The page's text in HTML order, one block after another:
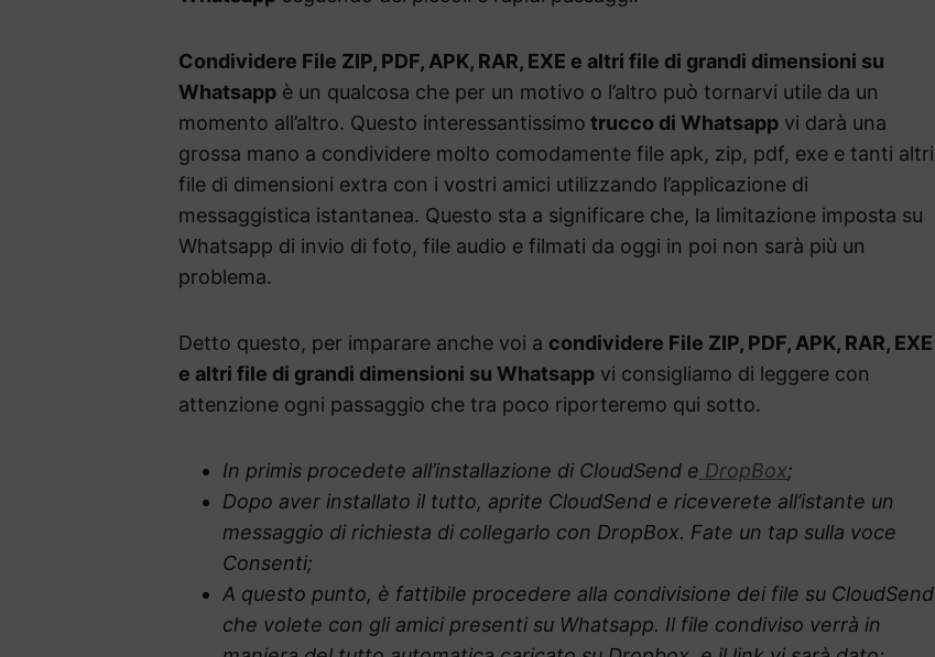
Condividere File ZIP, PDF, APK, RAR, EXE e altri file di grandi dimensioni su
Whatsapp è un qualcosa che per un motivo o l’altro può tornarvi utile da un
momento all’altro. Questo interessantissimo trucco di Whatsapp vi darà una
grossa mano a condividere molto comodamente file apk, zip, pdf, exe e tanti altri
file di dimensioni extra con i vostri amici utilizzando l’applicazione di
messaggistica istantanea. Questo sta a significare che, la limitazione imposta su
Whatsapp di invio di foto, file audio e filmati da oggi in poi non sarà più un
problema.
Detto questo, per imparare anche voi a condividere File ZIP, PDF, APK, RAR, EXE
e altri file di grandi dimensioni su Whatsapp vi consigliamo di leggere con
attenzione ogni passaggio che tra poco riporteremo qui sotto.
In primis procedete all’installazione di CloudSend e DropBox;
Dopo aver installato il tutto, aprite CloudSend e riceverete all’istante un
messaggio di richiesta di collegarlo con DropBox. Fate un tap sulla voce
Consenti;
A questo punto, è fattibile procedere alla condivisione dei file su CloudSend
che volete con gli amici presenti su Whatsapp. Il file condiviso verrà in